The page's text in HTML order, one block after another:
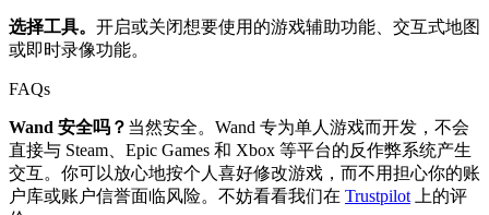
选择工具。 开启或关闭想要使用的游戏辅助功能、交互式地图
或即时录像功能。
FAQs
Wand 安全吗？ 当然安全。Wand 专为单人游戏而开发，不会
直接与 Steam、Epic Games 和 Xbox 等平台的反作弊系统产生
交互。你可以放心地按个人喜好修改游戏，而不用担心你的账
户库或账户信誉面临风险。不妨看看我们在 Trustpilot 上的评